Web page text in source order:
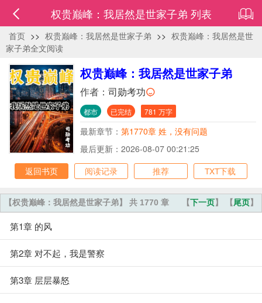
权贵巅峰：我居然是世家子弟 列表
首页 >> 权贵巅峰：我居然是世家子弟 >> 权贵巅峰：我居然是世
家子弟全文阅读
权贵巅峰：我居然是世家子弟
作者： 司勋考功
都市 已完结 781 万字
最新章节： 第1770章 姓，没有问题
最后更新：2026-08-07 00:21:25
返回书页
阅读记录 推荐 TXT下载
【下一页】 【尾页】
【权贵巅峰：我居然是世家子弟】 共 1770 章
第1章 的风
第2章 对不起，我是警察
第3章 层层暴怒